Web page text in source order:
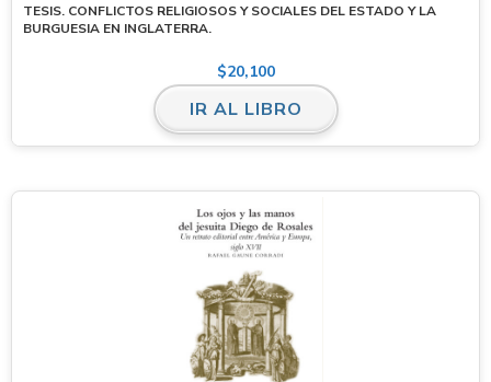
TESIS. CONFLICTOS RELIGIOSOS Y SOCIALES DEL ESTADO Y LA
BURGUESIA EN INGLATERRA.
$20,100
IR AL LIBRO